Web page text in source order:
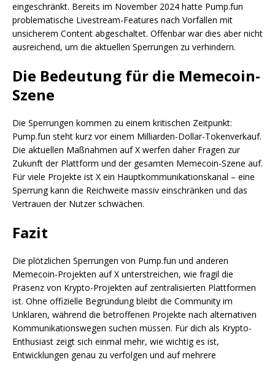
eingeschränkt. Bereits im November 2024 hatte Pump.fun
problematische Livestream-Features nach Vorfällen mit
unsicherem Content abgeschaltet. Offenbar war dies aber nicht
ausreichend, um die aktuellen Sperrungen zu verhindern.
Die Bedeutung für die Memecoin-
Szene
Die Sperrungen kommen zu einem kritischen Zeitpunkt:
Pump.fun steht kurz vor einem Milliarden-Dollar-Tokenverkauf.
Die aktuellen Maßnahmen auf X werfen daher Fragen zur
Zukunft der Plattform und der gesamten Memecoin-Szene auf.
Für viele Projekte ist X ein Hauptkommunikationskanal – eine
Sperrung kann die Reichweite massiv einschränken und das
Vertrauen der Nutzer schwächen.
Fazit
Die plötzlichen Sperrungen von Pump.fun und anderen
Memecoin-Projekten auf X unterstreichen, wie fragil die
Präsenz von Krypto-Projekten auf zentralisierten Plattformen
ist. Ohne offizielle Begründung bleibt die Community im
Unklaren, während die betroffenen Projekte nach alternativen
Kommunikationswegen suchen müssen. Für dich als Krypto-
Enthusiast zeigt sich einmal mehr, wie wichtig es ist,
Entwicklungen genau zu verfolgen und auf mehrere